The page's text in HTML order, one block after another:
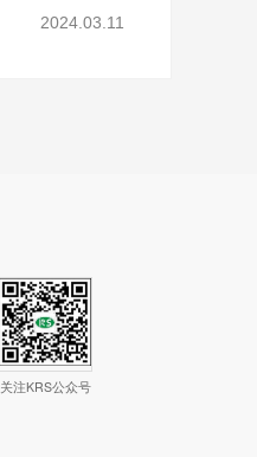
2024.03.11
关注KRS公众号